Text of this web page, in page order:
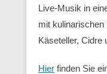
Live-Musik in
mit kulinarischen
Käseteller, Cidre
Hier finden Sie